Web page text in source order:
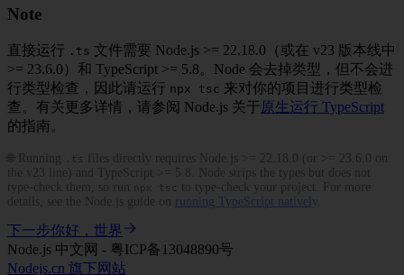
Note
直接运行 .ts 文件需要 Node.js >= 22.18.0（或在 v23 版本线中
>= 23.6.0）和 TypeScript >= 5.8。Node 会去掉类型，但不会进
行类型检查，因此请运行 npx tsc 来对你的项目进行类型检
查。有关更多详情，请参阅 Node.js 关于原生运行 TypeScript
的指南。
🌐 Running .ts
files directly requires Node.js >= 22.18.0 (or >= 23.6.0 on
the v23 line) and TypeScript >= 5.8. Node strips the types but does not
type-check them, so run npx tsc to type-check your project. For more
details, see the Node.js guide on running TypeScript natively
下一步你好，世界
Node.js 中文网 - 粤ICP备13048890号
Nodejs.cn 旗下网站